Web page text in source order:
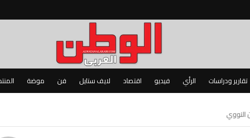
تقارير ودراسات الرأي فيديو اقتصاد لايف ستايل فن موضة
النووي